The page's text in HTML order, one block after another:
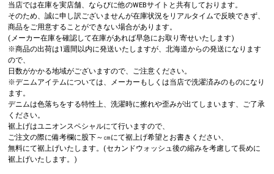
当店では在庫を実店舗、ならびに他のWEBサイトと共有しております。
そのため、誠に申し訳ございませんが在庫状況をリアルタイムで反映できず、
商品をご用意することができない場合があります。
(メーカー在庫を確認して在庫があれば早急にお取り寄せいたします)
※商品の出荷は1週間以内に発送いたしますが、北海道からの発送になります
ので、
日数がかかる地域がございますので、ご注意ください。
※デニムアイテムについては、メーカーもしくは当店で洗濯済みのものになり
ます。
デニムは色落ちをする特性上、洗濯時に擦れや歪みが出てしまいます、ご了承
ください。
裾上げはユニオンスペシャルにて行いますので、
ご注文の際に備考欄に股下～㎝にて裾上げ希望とお書きください、
無料にて裾上げいたします。(セカンドウォッシュ後の縮みを考慮して長めに
裾上げいたします。)